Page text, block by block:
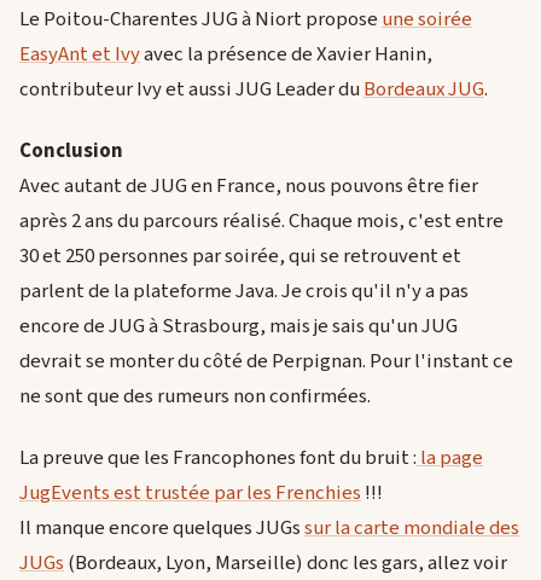
Le Poitou-Charentes JUG à Niort propose une soirée
EasyAnt et Ivyavec la présence de Xavier Hanin,
contributeur Ivy et aussi JUG Leader duBordeaux JUG.
Conclusion
Avec autant de JUG en France, nous pouvons être fier
après 2 ans du parcours réalisé. Chaque mois, c'est entre
30 et 250 personnes par soirée, qui se retrouvent et
parlent de la plateforme Java. Je crois qu'il n'y a pas
encore de JUG à Strasbourg, mais je sais qu'un JUG
devrait se monter du côté de Perpignan. Pour l'instant ce
ne sont que des rumeurs non confirmées.
La preuve que les Francophones font du bruit :la page
JugEvents est trustée par les Frenchies!!!
Il manque encore quelques JUGssur la carte mondiale des
JUGs(Bordeaux, Lyon, Marseille) donc les gars, allez voir